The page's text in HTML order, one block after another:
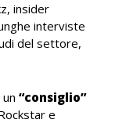
insider
interviste
del settore,
“consiglio”
e